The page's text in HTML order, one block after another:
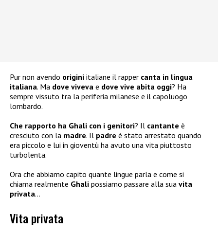
Pur non avendo origini italiane il rapper canta in lingua
italiana. Ma dove viveva e dove vive abita oggi? Ha
sempre vissuto tra la periferia milanese e il capoluogo
lombardo.
Che rapporto ha Ghali con i genitori? Il cantante è
cresciuto con la madre. Il padre è stato arrestato quando
era piccolo e lui in gioventù ha avuto una vita piuttosto
turbolenta.
Ora che abbiamo capito quante lingue parla e come si
chiama realmente Ghali possiamo passare alla sua vita
privata…
Vita privata